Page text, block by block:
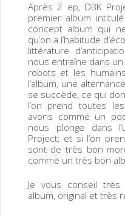
Après 2 ep, DBK
premier album
concept album qui
qu’on a l’habitude
littérature
nous entraîne dans
robots et les
l’album, une
se succède, ce qui
l’on prend toutes
avons comme un
nous plonge dans
Project; et si l’on
sont de très bon
comme un très bon
Je vous conseil
album, original et très